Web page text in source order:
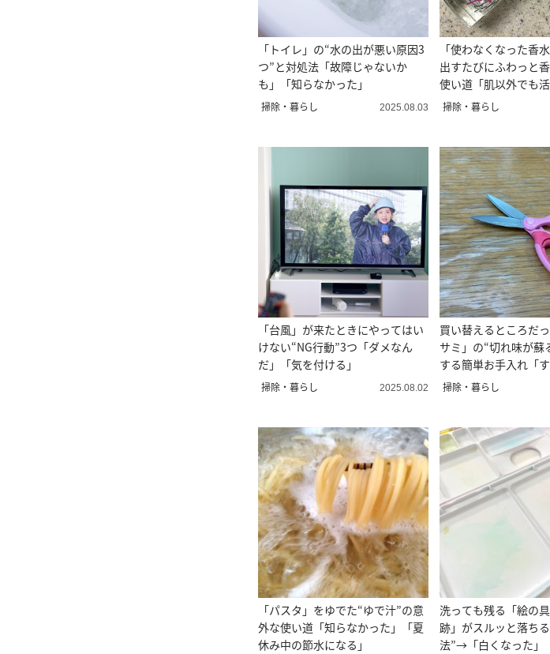
「トイレ」の“水の出が悪い原因3
つ”と対処法「故障じゃないか
も」「知らなかった」
掃除・暮らし 2025.08.03
「使わなくなった香
出すたびにふわっと
使い道「肌以外でも活
掃除・暮らし
「台風」が来たときにやってはい
けない“NG行動”3つ「ダメなん
だ」「気を付ける」
掃除・暮らし 2025.08.02
買い替えるところだ
サミ」の“切れ味が蘇
する簡単お手入れ「
したい」
掃除・暮らし
「パスタ」をゆでた“ゆで汁”の意
外な使い道「知らなかった」「夏
休み中の節水になる」
洗っても残る「絵の
跡」がスルッと落ち
法”→「白くなった」